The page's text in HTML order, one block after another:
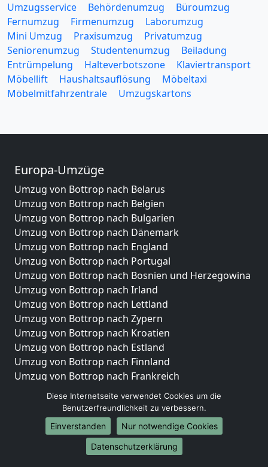
Umzugsservice Behördenumzug
Büroumzug
Fernumzug
Firmenumzug
Laborumzug
Mini Umzug
Praxisumzug
Privatumzug
Seniorenumzug
Studentenumzug
Beiladung
Entrümpelung
Halteverbotszone
Klaviertransport
Möbellift
Haushaltsauflösung
Möbeltaxi
Möbelmitfahrzentrale
Umzugskartons
Europa-Umzüge
Umzug von Bottrop nach Belarus
Umzug von Bottrop nach Belgien
Umzug von Bottrop nach Bulgarien
Umzug von Bottrop nach Dänemark
Umzug von Bottrop nach England
Umzug von Bottrop nach Portugal
Umzug von Bottrop nach Bosnien und Herzegowina
Umzug von Bottrop nach Irland
Umzug von Bottrop nach Lettland
Umzug von Bottrop nach Zypern
Umzug von Bottrop nach Kroatien
Umzug von Bottrop nach Estland
Umzug von Bottrop nach Finnland
Umzug von Bottrop nach Frankreich
Umzug von Bottrop nach Griechenland
Umzug von Bottrop nach Italien
Umzug von Bottrop nach Liechtenstein
Umzug von Bottrop nach Luxemburg
Umzug von Bottrop nach Niederlande
Diese Internetseite verwendet Cookies um die
Benutzerfreundlichkeit zu verbessern.
Einverstanden
Nur notwendige Cookies
Datenschutzerklärung